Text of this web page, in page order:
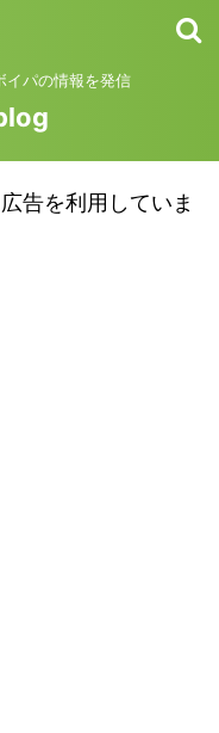
イパの情報を発信
告を利用していま